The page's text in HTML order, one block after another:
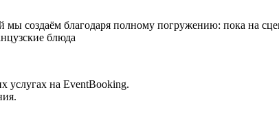
создаём благодаря полному погружению: пока на
блюда
услугах на EventBooking.